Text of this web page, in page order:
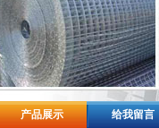
产品展示 给我留言